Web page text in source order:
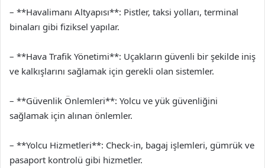
– **Havalimanı Altyapısı**: Pistler, taksi yolları, terminal
binaları gibi fiziksel yapılar.
– **Hava Trafik Yönetimi**: Uçakların güvenli bir şekilde iniş
ve kalkışlarını sağlamak için gerekli olan sistemler.
– **Güvenlik Önlemleri**: Yolcu ve yük güvenliğini
sağlamak için alınan önlemler.
– **Yolcu Hizmetleri**: Check-in, bagaj işlemleri, gümrük ve
pasaport kontrolü gibi hizmetler.